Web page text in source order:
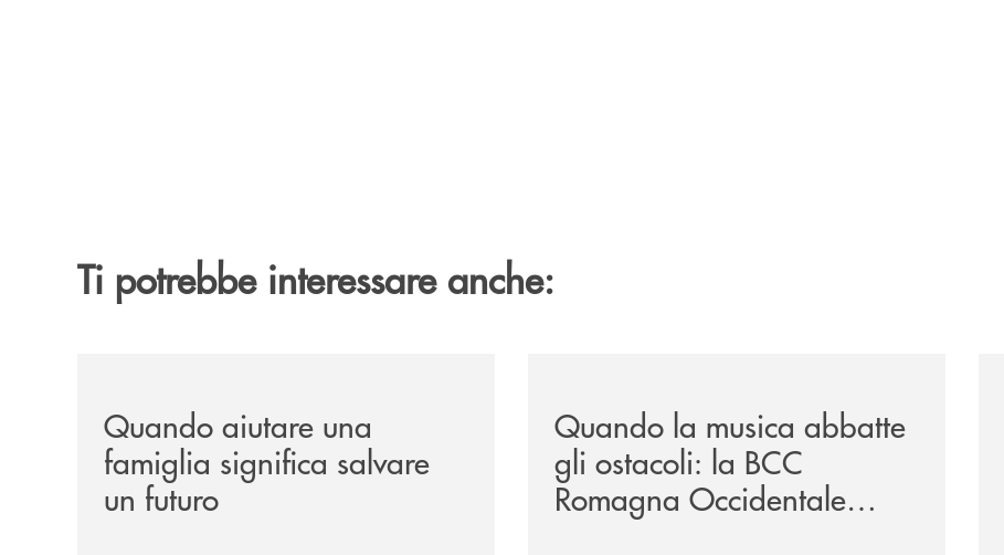
Ti potrebbe interessare anche:
Quando aiutare una
famiglia significa salvare
un futuro
Quando la musica abbatte
gli ostacoli: la BCC
Romagna Occidentale
vicina al progetto N.O.I.